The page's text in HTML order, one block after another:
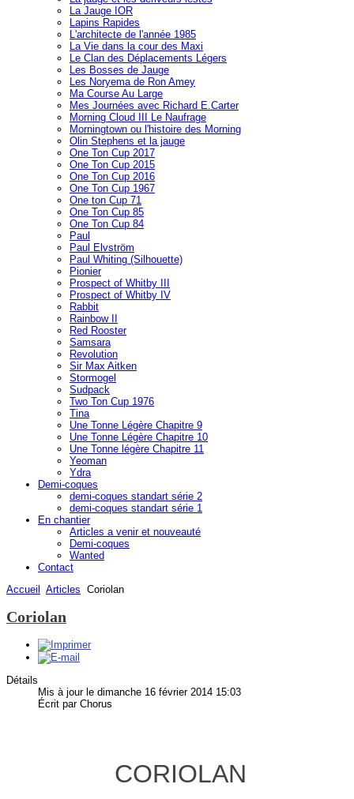
La Jauge IOR
Lapins Rapides
L'architecte de l'année 1985
La Vie dans la cour des Maxi
Le Clan des Déplacements Légers
Les Bosses de Jauge
Les Noryema de Ron Amey
Ma Course Au Large
Mes Journées avec Richard E.Carter
Morning Cloud III Le Naufrage
Morningtown ou l'histoire des Morning
Olin Stephens et la jauge
One Ton Cup 2017
One Ton Cup 2015
One Ton Cup 2016
One Ton Cup 1967
One ton Cup 71
One Ton Cup 85
One Ton Cup 84
Paul
Paul Elvström
Paul Whiting (Silhouette)
Pionier
Prospect of Whitby III
Prospect of Whitby IV
Rabbit
Rainbow II
Red Rooster
Samsara
Revolution
Sir Max Aitken
Stormogel
Sudpack
Two Ton Cup 1976
Tina
Une Tonne Légère Chapitre 9
Une Tonne Légère Chapitre 10
Une Tonne légère Chapitre 11
Yeoman
Ydra
Demi-coques
demi-coques standart série 2
demi-coques standart série 1
En chantier
Articles a venir et nouveauté
Demi-coques
Wanted
Contact
Accueil
Articles Coriolan
Coriolan
Détails
Mis à jour le dimanche 16 février 2014 15:03
Écrit par Chorus
CORIOLAN